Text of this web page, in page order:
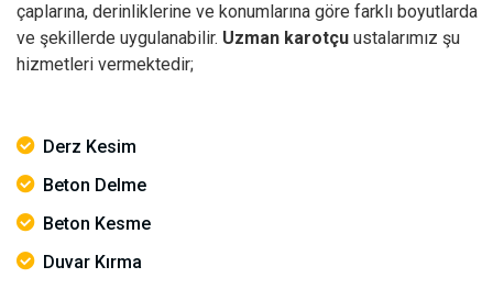
çaplarına, derinliklerine ve konumlarına göre farklı boyutlarda
ve şekillerde uygulanabilir. Uzman karotçu ustalarımız şu
hizmetleri vermektedir;
Derz Kesim
Beton Delme
Beton Kesme
Duvar Kırma